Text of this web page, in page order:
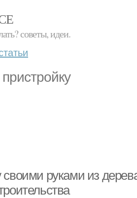
советы, идеи.
своими руками из